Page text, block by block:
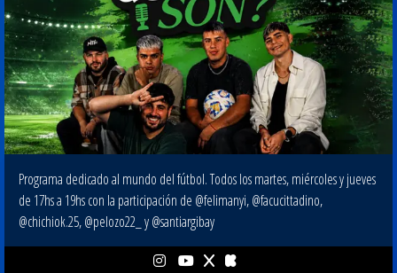
Programa dedicado al mundo del fútbol. Todos los martes, miércoles y jueves
de 17hs a 19hs con la participación de @felimanyi, @facucittadino,
@chichiok.25, @pelozo22_ y @santiargibay